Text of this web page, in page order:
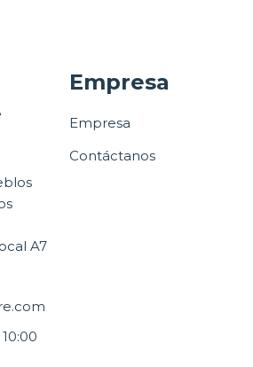
A7
Empresa
Empresa
Contáctanos